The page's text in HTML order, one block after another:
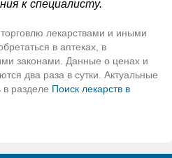
к специалисту.
лекарствами и иными
в аптеках, в
законами. Данные о ценах и
два раза в сутки. Актуальные
в разделе Поиск лекарств в